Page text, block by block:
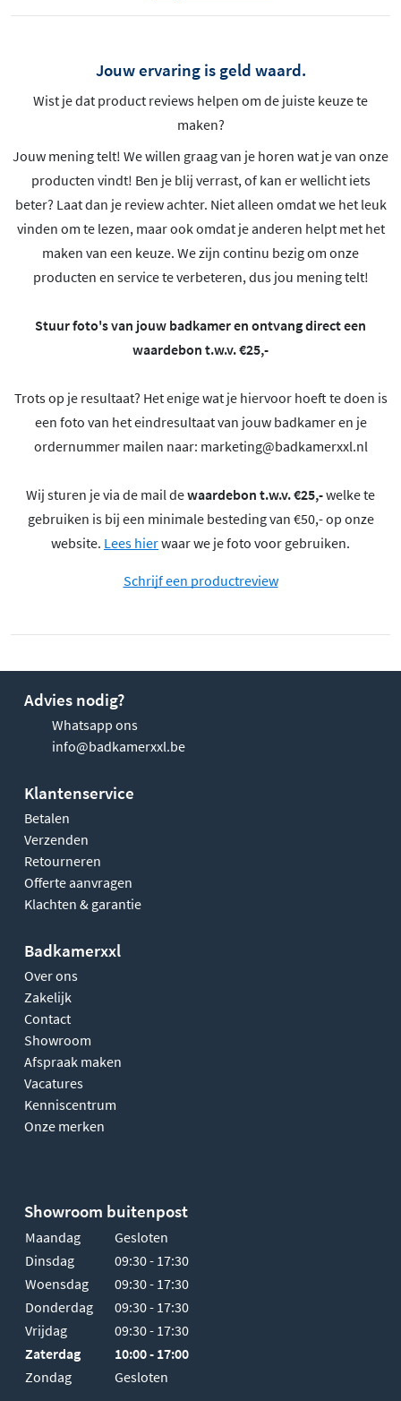
Jouw ervaring is geld waard.
Wist je dat product reviews helpen om de juiste keuze te
maken?
Jouw mening telt! We willen graag van je horen wat je van onze
producten vindt! Ben je blij verrast, of kan er wellicht iets
beter? Laat dan je review achter. Niet alleen omdat we het leuk
vinden om te lezen, maar ook omdat je anderen helpt met het
maken van een keuze. We zijn continu bezig om onze
producten en service te verbeteren, dus jou mening telt!
Stuur foto's van jouw badkamer en ontvang direct een
waardebon t.w.v. €25,-
Trots op je resultaat? Het enige wat je hiervoor hoeft te doen is
een foto van het eindresultaat van jouw badkamer en je
ordernummer mailen naar: marketing@badkamerxxl.nl
Wij sturen je via de mail dewaardebon t.w.v. €25,-welke te
gebruiken is bij een minimale besteding van €50,- op onze
website. Lees hierwaar we je foto voor gebruiken.
Schrijf een productreview
Advies nodig?
Whatsapp ons
info@badkamerxxl.be
Klantenservice
Betalen
Verzenden
Retourneren
Offerte aanvragen
Klachten & garantie
Badkamerxxl
Over ons
Zakelijk
Contact
Showroom
Afspraak maken
Vacatures
Kenniscentrum
Onze merken
Showroom buitenpost
Maandag
Gesloten
Dinsdag
09:30 - 17:30
Woensdag
09:30 - 17:30
Donderdag
09:30 - 17:30
Vrijdag
09:30 - 17:30
Zaterdag
10:00 - 17:00
Zondag
Gesloten